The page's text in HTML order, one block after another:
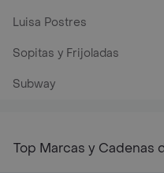
Luisa Postres
Sopitas y Frijoladas
Subway
Top Marcas y Cadenas